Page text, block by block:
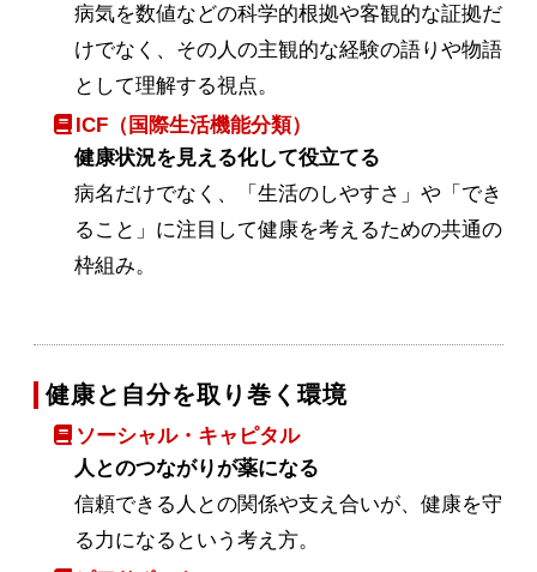
病気を数値などの科学的根拠や客観的な証拠だ
けでなく、その人の主観的な経験の語りや物語
として理解する視点。
ICF（国際生活機能分類）
健康状況を見える化して役立てる
病名だけでなく、「生活のしやすさ」や「でき
ること」に注目して健康を考えるための共通の
枠組み。
健康と自分を取り巻く環境
ソーシャル・キャピタル
人とのつながりが薬になる
信頼できる人との関係や支え合いが、健康を守
る力になるという考え方。